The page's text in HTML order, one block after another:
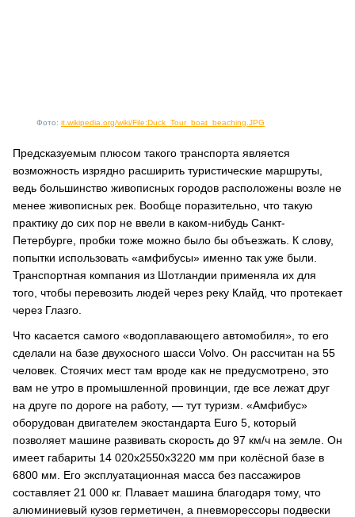
Фото: it.wikipedia.org/wiki/File:Duck_Tour_boat_beaching.JPG
Предсказуемым плюсом такого транспорта является
возможность изрядно расширить туристические маршруты,
ведь большинство живописных городов расположены возле не
менее живописных рек. Вообще поразительно, что такую
практику до сих пор не ввели в каком-нибудь Санкт-
Петербурге, пробки тоже можно было бы объезжать. К слову,
попытки использовать «амфибусы» именно так уже были.
Транспортная компания из Шотландии применяла их для
того, чтобы перевозить людей через реку Клайд, что протекает
через Глазго.
Что касается самого «водоплавающего автомобиля», то его
сделали на базе двухосного шасси Volvo. Он рассчитан на 55
человек. Стоячих мест там вроде как не предусмотрено, это
вам не утро в промышленной провинции, где все лежат друг
на друге по дороге на работу, ― тут туризм. «Амфибус»
оборудован двигателем экостандарта Euro 5, который
позволяет машине развивать скорость до 97 км/ч на земле. Он
имеет габариты 14 020х2550х3220 мм при колёсной базе в
6800 мм. Его эксплуатационная масса без пассажиров
составляет 21 000 кг. Плавает машина благодаря тому, что
алюминиевый кузов герметичен, а пневморессоры подвески